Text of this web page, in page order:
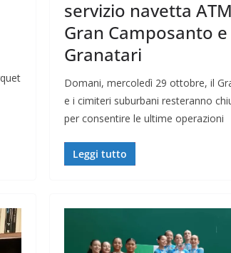
servizio navetta
Gran Camposanto e
Granatari
Domani, mercoledì 29 ottobre, il
e i cimiteri suburbani resteranno
per consentire le ultime operazioni
Leggi tutto